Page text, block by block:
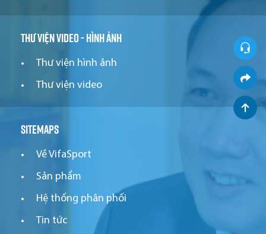
Thư viện video - hình ảnh
Thư viện hình ảnh
Thư viện video
Sitemaps
Về VifaSport
Sản phẩm
Hệ thống phân phối
Tin tức